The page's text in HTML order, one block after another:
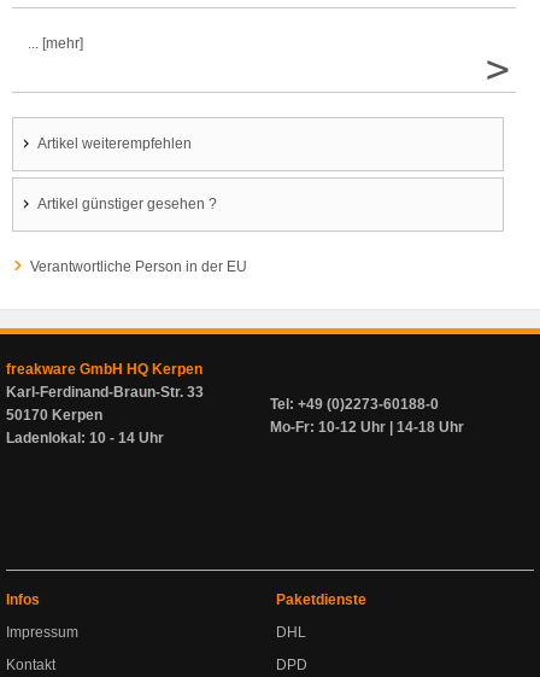
... [mehr]
>
Artikel weiterempfehlen
Artikel günstiger gesehen ?
Verantwortliche Person in der EU
freakware GmbH HQ Kerpen
Karl-Ferdinand-Braun-Str. 33
50170 Kerpen
Ladenlokal: 10 - 14 Uhr
Tel: +49 (0)2273-60188-0
Mo-Fr: 10-12 Uhr | 14-18 Uhr
Infos
Impressum
Kontakt
Paketdienste
DHL
DPD